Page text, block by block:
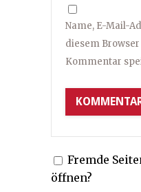
Name, E-Mail-
diesem
Kommentar
Fremde
öffnen?